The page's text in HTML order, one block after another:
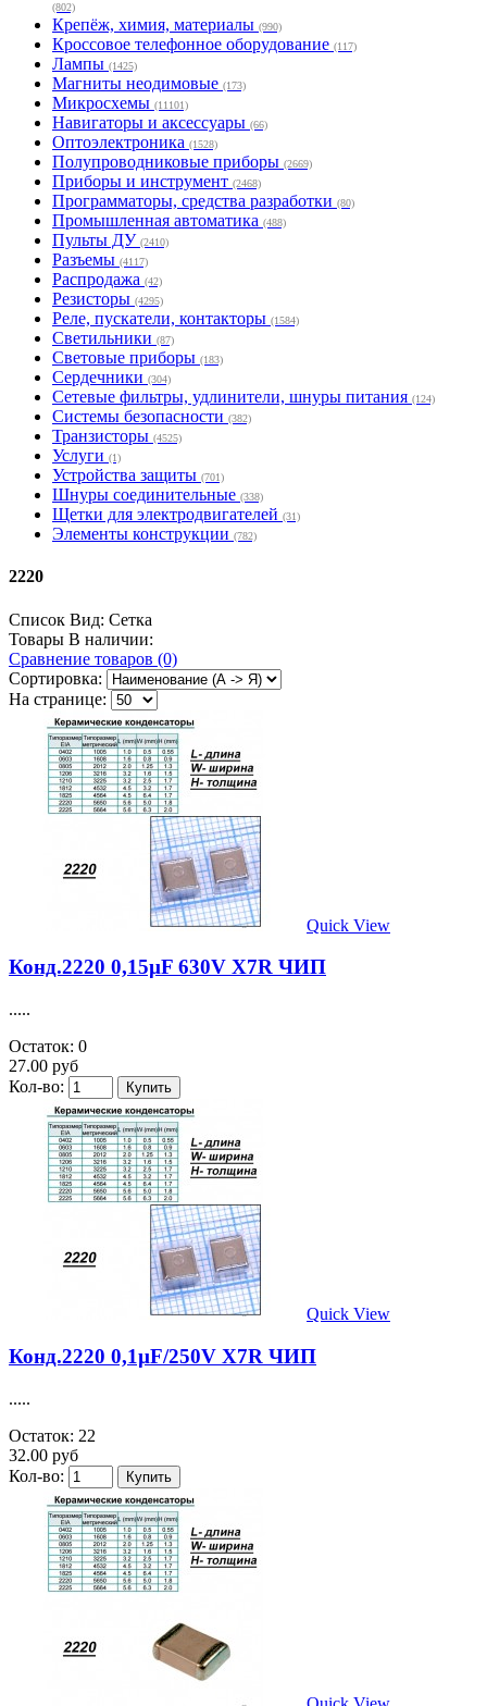
(802)
Крепёж, химия, материалы (990)
Кроссовое телефонное оборудование (117)
Лампы (1425)
Магниты неодимовые (173)
Микросхемы (11101)
Навигаторы и аксессуары (66)
Оптоэлектроника (1528)
Полупроводниковые приборы (2669)
Приборы и инструмент (2468)
Программаторы, средства разработки (80)
Промышленная автоматика (488)
Пульты ДУ (2410)
Разъемы (4117)
Распродажа (42)
Резисторы (4295)
Реле, пускатели, контакторы (1584)
Светильники (87)
Световые приборы (183)
Сердечники (304)
Сетевые фильтры, удлинители, шнуры питания (124)
Системы безопасности (382)
Транзисторы (4525)
Услуги (1)
Устройства защиты (701)
Шнуры соединительные (338)
Щетки для электродвигателей (31)
Элементы конструкции (782)
2220
Список Вид: Сетка
Товары В наличии:
Сравнение товаров (0)
Сортировка:
На странице:
Quick View
Конд.2220 0,15µF 630V X7R ЧИП
.....
Остаток: 0
27.00 руб
Кол-во:
Quick View
Конд.2220 0,1µF/250V X7R ЧИП
.....
Остаток: 22
32.00 руб
Кол-во: